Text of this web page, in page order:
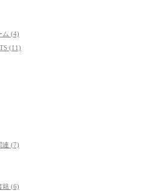
ム (4)
(11)
連 (7)
籍 (6)